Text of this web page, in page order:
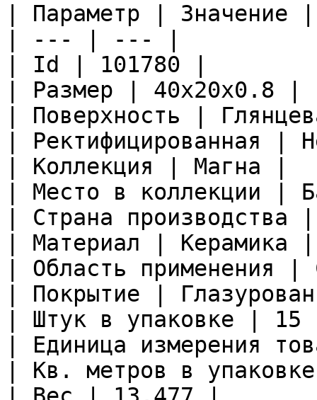
| Параметр | Значение |
| --- | --- |
| Id | 101780 |
| Размер | 40x20x0.8 |
| Поверхность |
| Ректифицированная |
| Коллекция | Магна |
| Место в коллекции |
| Страна
| Материал | Керамика |
| Область применения
| Покрытие |
| Штук в упаковке |
| Единица измерения
| Кв. метров в